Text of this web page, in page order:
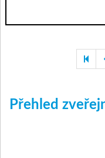
Přehled